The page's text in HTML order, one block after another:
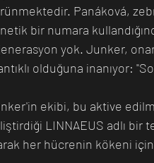
Panáková,
bir numara
yok. Junker,
olduğuna inanıyor:
ekibi, bu aktive
LINNAEUS adlı bir
her hücrenin kökeni